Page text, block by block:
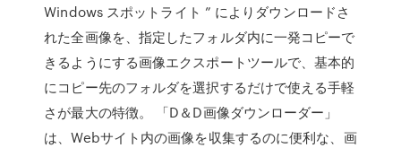
Windows スポットライト ” によりダウンロードさ
れた全画像を、指定したフォルダ内に一発コピーで
きるようにする画像エクスポートツールで、基本的
にコピー先のフォルダを選択するだけで使える手軽
さが最大の特徴。 「D＆D画像ダウンローダー」
は、Webサイト内の画像を収集するのに便利な、画